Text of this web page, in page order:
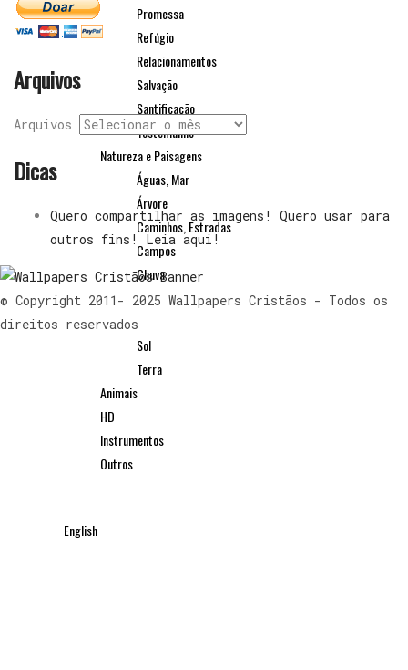
Promessa
Refúgio
Relacionamentos
Salvação
Santificação
Testemunho
Natureza e Paisagens
Águas, Mar
Árvore
Caminhos, Estradas
Campos
Chuva
Cidades
Montanhas
Sol
Terra
Animais
HD
Instrumentos
Outros
English
Arquivos
Arquivos
Dicas
Quero compartilhar as imagens! Quero usar para
outros fins! Leia aqui!
© Copyright 2011- 2025 Wallpapers Cristãos - Todos os
direitos reservados